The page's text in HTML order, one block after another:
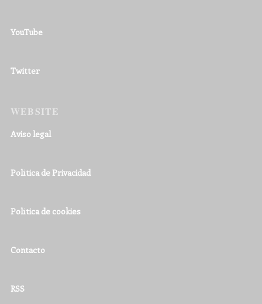
YouTube
Twitter
WEBSITE
Aviso legal
Política de Privacidad
Política de cookies
Contacto
RSS